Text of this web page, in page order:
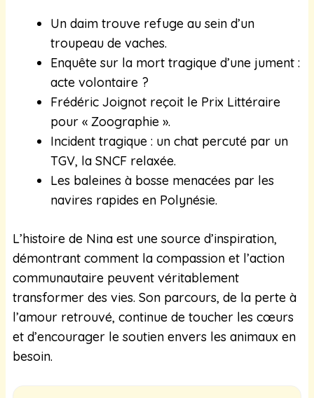
Un daim trouve refuge au sein d’un
troupeau de vaches.
Enquête sur la mort tragique d’une jument :
acte volontaire ?
Frédéric Joignot reçoit le Prix Littéraire
pour « Zoographie ».
Incident tragique : un chat percuté par un
TGV, la SNCF relaxée.
Les baleines à bosse menacées par les
navires rapides en Polynésie.
L’histoire de Nina est une source d’inspiration,
démontrant comment la compassion et l’action
communautaire peuvent véritablement
transformer des vies. Son parcours, de la perte à
l’amour retrouvé, continue de toucher les cœurs
et d’encourager le soutien envers les animaux en
besoin.